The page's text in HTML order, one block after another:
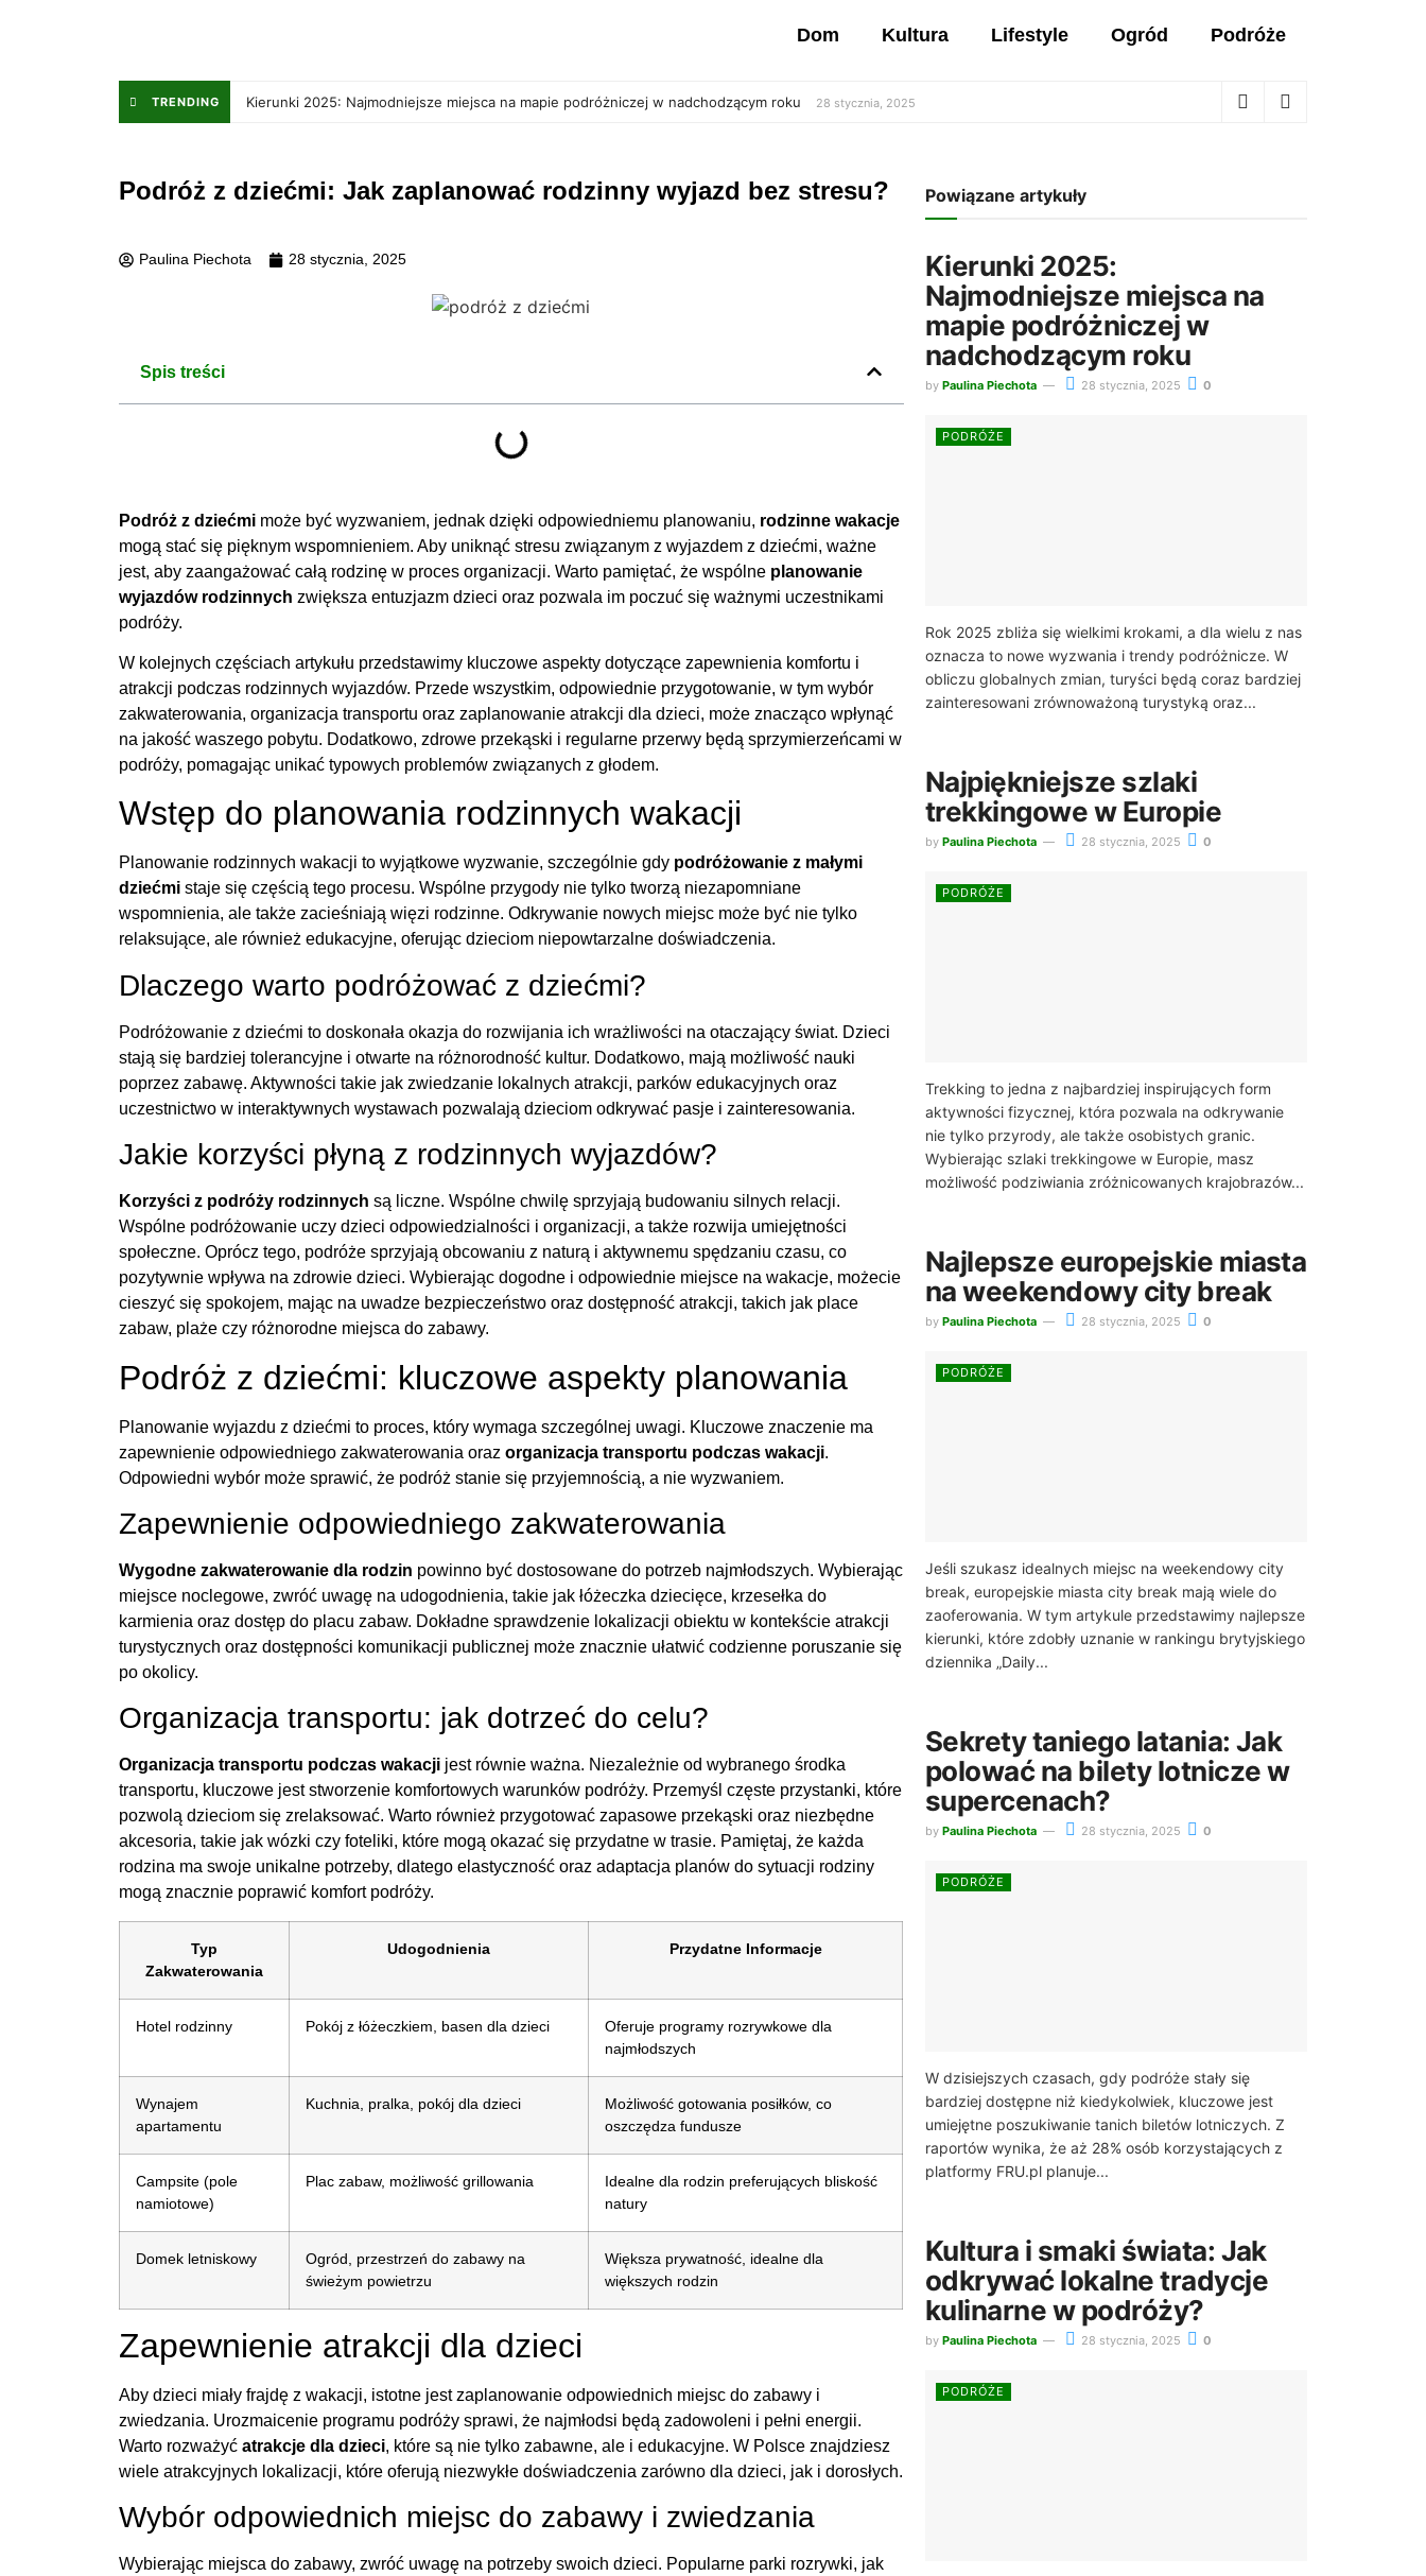
Dom Kultura Lifestyle Ogród Podróże
TRENDING Kierunki 2025: Najmodniejsze miejsca na mapie podróżniczej w nadchodzącym roku 28 stycznia, 2025
Podróż z dziećmi: Jak zaplanować rodzinny wyjazd bez stresu?
Paulina Piechota 28 stycznia, 2025
Spis treści
Podróż z dziećmi może być wyzwaniem, jednak dzięki odpowiedniemu planowaniu, rodzinne wakacje
mogą stać się pięknym wspomnieniem. Aby uniknąć stresu związanym z wyjazdem z dziećmi, ważne
jest, aby zaangażować całą rodzinę w proces organizacji. Warto pamiętać, że wspólne planowanie
wyjazdów rodzinnych zwiększa entuzjazm dzieci oraz pozwala im poczuć się ważnymi uczestnikami
podróży.
W kolejnych częściach artykułu przedstawimy kluczowe aspekty dotyczące zapewnienia komfortu i
atrakcji podczas rodzinnych wyjazdów. Przede wszystkim, odpowiednie przygotowanie, w tym wybór
zakwaterowania, organizacja transportu oraz zaplanowanie atrakcji dla dzieci, może znacząco wpłynąć
na jakość waszego pobytu. Dodatkowo, zdrowe przekąski i regularne przerwy będą sprzymierzeńcami w
podróży, pomagając unikać typowych problemów związanych z głodem.
Wstęp do planowania rodzinnych wakacji
Planowanie rodzinnych wakacji to wyjątkowe wyzwanie, szczególnie gdy podróżowanie z małymi
dziećmi staje się częścią tego procesu. Wspólne przygody nie tylko tworzą niezapomniane
wspomnienia, ale także zacieśniają więzi rodzinne. Odkrywanie nowych miejsc może być nie tylko
relaksujące, ale również edukacyjne, oferując dzieciom niepowtarzalne doświadczenia.
Dlaczego warto podróżować z dziećmi?
Podróżowanie z dziećmi to doskonała okazja do rozwijania ich wrażliwości na otaczający świat. Dzieci
stają się bardziej tolerancyjne i otwarte na różnorodność kultur. Dodatkowo, mają możliwość nauki
poprzez zabawę. Aktywności takie jak zwiedzanie lokalnych atrakcji, parków edukacyjnych oraz
uczestnictwo w interaktywnych wystawach pozwalają dzieciom odkrywać pasje i zainteresowania.
Jakie korzyści płyną z rodzinnych wyjazdów?
Korzyści z podróży rodzinnych są liczne. Wspólne chwilę sprzyjają budowaniu silnych relacji.
Wspólne podróżowanie uczy dzieci odpowiedzialności i organizacji, a także rozwija umiejętności
społeczne. Oprócz tego, podróże sprzyjają obcowaniu z naturą i aktywnemu spędzaniu czasu, co
pozytywnie wpływa na zdrowie dzieci. Wybierając dogodne i odpowiednie miejsce na wakacje, możecie
cieszyć się spokojem, mając na uwadze bezpieczeństwo oraz dostępność atrakcji, takich jak place
zabaw, plaże czy różnorodne miejsca do zabawy.
Podróż z dziećmi: kluczowe aspekty planowania
Planowanie wyjazdu z dziećmi to proces, który wymaga szczególnej uwagi. Kluczowe znaczenie ma
zapewnienie odpowiedniego zakwaterowania oraz organizacja transportu podczas wakacji.
Odpowiedni wybór może sprawić, że podróż stanie się przyjemnością, a nie wyzwaniem.
Zapewnienie odpowiedniego zakwaterowania
Wygodne zakwaterowanie dla rodzin powinno być dostosowane do potrzeb najmłodszych. Wybierając
miejsce noclegowe, zwróć uwagę na udogodnienia, takie jak łóżeczka dziecięce, krzesełka do
karmienia oraz dostęp do placu zabaw. Dokładne sprawdzenie lokalizacji obiektu w kontekście atrakcji
turystycznych oraz dostępności komunikacji publicznej może znacznie ułatwić codzienne poruszanie się
po okolicy.
Organizacja transportu: jak dotrzeć do celu?
Organizacja transportu podczas wakacji jest równie ważna. Niezależnie od wybranego środka
transportu, kluczowe jest stworzenie komfortowych warunków podróży. Przemyśl częste przystanki, które
pozwolą dzieciom się zrelaksować. Warto również przygotować zapasowe przekąski oraz niezbędne
akcesoria, takie jak wózki czy foteliki, które mogą okazać się przydatne w trasie. Pamiętaj, że każda
rodzina ma swoje unikalne potrzeby, dlatego elastyczność oraz adaptacja planów do sytuacji rodziny
mogą znacznie poprawić komfort podróży.
Typ
Zakwaterowania
Udogodnienia Przydatne Informacje
Hotel rodzinny Pokój z łóżeczkiem, basen dla dzieci
Oferuje programy rozrywkowe dla
najmłodszych
Wynajem
apartamentu
Kuchnia, pralka, pokój dla dzieci
Możliwość gotowania posiłków, co
oszczędza fundusze
Campsite (pole
namiotowe)
Plac zabaw, możliwość grillowania
Idealne dla rodzin preferujących bliskość
natury
Domek letniskowy
Ogród, przestrzeń do zabawy na
świeżym powietrzu
Większa prywatność, idealne dla
większych rodzin
Zapewnienie atrakcji dla dzieci
Aby dzieci miały frajdę z wakacji, istotne jest zaplanowanie odpowiednich miejsc do zabawy i
zwiedzania. Urozmaicenie programu podróży sprawi, że najmłodsi będą zadowoleni i pełni energii.
Warto rozważyć atrakcje dla dzieci, które są nie tylko zabawne, ale i edukacyjne. W Polsce znajdziesz
wiele atrakcyjnych lokalizacji, które oferują niezwykłe doświadczenia zarówno dla dzieci, jak i dorosłych.
Wybór odpowiednich miejsc do zabawy i zwiedzania
Wybierając miejsca do zabawy, zwróć uwagę na potrzeby swoich dzieci. Popularne parki rozrywki, jak
Powiązane artykuły
Kierunki 2025:
Najmodniejsze miejsca na
mapie podróżniczej w
nadchodzącym roku
by Paulina Piechota 28 stycznia, 2025 0
PODRÓŻE
Rok 2025 zbliża się wielkimi krokami, a dla wielu z nas
oznacza to nowe wyzwania i trendy podróżnicze. W
obliczu globalnych zmian, turyści będą coraz bardziej
zainteresowani zrównoważoną turystyką oraz...
Najpiękniejsze szlaki
trekkingowe w Europie
by Paulina Piechota 28 stycznia, 2025 0
PODRÓŻE
Trekking to jedna z najbardziej inspirujących form
aktywności fizycznej, która pozwala na odkrywanie
nie tylko przyrody, ale także osobistych granic.
Wybierając szlaki trekkingowe w Europie, masz
możliwość podziwiania zróżnicowanych krajobrazów...
Najlepsze europejskie miasta
na weekendowy city break
by Paulina Piechota 28 stycznia, 2025 0
PODRÓŻE
Jeśli szukasz idealnych miejsc na weekendowy city
break, europejskie miasta city break mają wiele do
zaoferowania. W tym artykule przedstawimy najlepsze
kierunki, które zdobły uznanie w rankingu brytyjskiego
dziennika „Daily...
Sekrety taniego latania: Jak
polować na bilety lotnicze w
supercenach?
by Paulina Piechota 28 stycznia, 2025 0
PODRÓŻE
W dzisiejszych czasach, gdy podróże stały się
bardziej dostępne niż kiedykolwiek, kluczowe jest
umiejętne poszukiwanie tanich biletów lotniczych. Z
raportów wynika, że aż 28% osób korzystających z
platformy FRU.pl planuje...
Kultura i smaki świata: Jak
odkrywać lokalne tradycje
kulinarne w podróży?
by Paulina Piechota 28 stycznia, 2025 0
PODRÓŻE